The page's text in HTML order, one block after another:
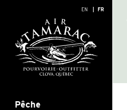
EN FR
Pêche